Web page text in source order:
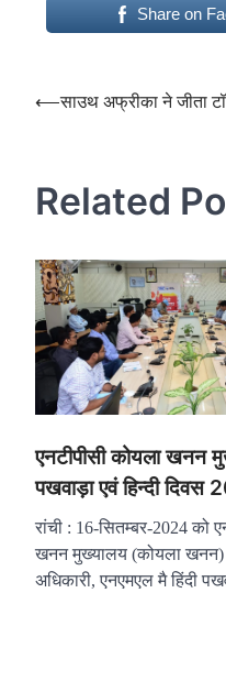
Share on
Post
⟵साउथ अफ्रीका ने जीता
Related
एनटीपीसी कोयला खनन
पखवाड़ा एवं हिन्दी
रांची : 16-सितम्बर-2024 को
खनन मुख्यालय (कोयला खनन)
अधिकारी, एनएमएल मै हिंदी